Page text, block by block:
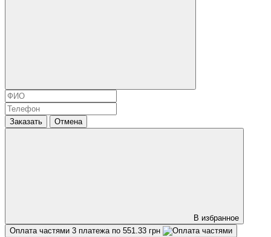
Заказать Отмена
В избранное
Оплата частями 3 платежа по 551.33 грн